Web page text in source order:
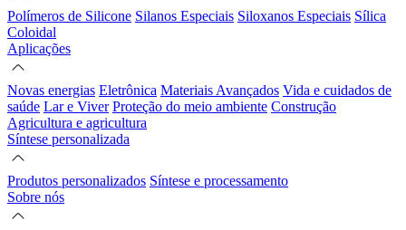
Polímeros de Silicone Silanos Especiais Siloxanos Especiais Sílica
Coloidal
Aplicações
Novas energias Eletrônica Materiais Avançados Vida e cuidados de
saúde Lar e Viver Proteção do meio ambiente Construção
Agricultura e agricultura
Síntese personalizada
Produtos personalizados Síntese e processamento
Sobre nós